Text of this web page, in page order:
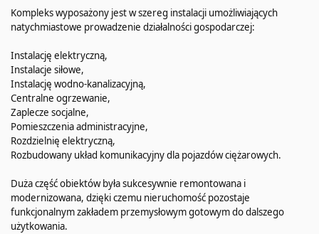
Kompleks wyposażony jest w szereg instalacji umożliwiających
natychmiastowe prowadzenie działalności gospodarczej:
Instalację elektryczną,
Instalacje siłowe,
Instalację wodno-kanalizacyjną,
Centralne ogrzewanie,
Zaplecze socjalne,
Pomieszczenia administracyjne,
Rozdzielnię elektryczną,
Rozbudowany układ komunikacyjny dla pojazdów ciężarowych.
Duża część obiektów była sukcesywnie remontowana i
modernizowana, dzięki czemu nieruchomość pozostaje
funkcjonalnym zakładem przemysłowym gotowym do dalszego
użytkowania.